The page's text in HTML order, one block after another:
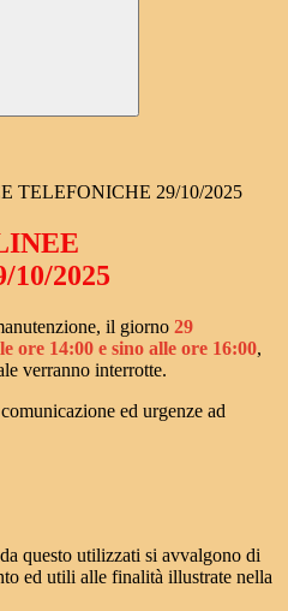
TELEFONICHE 29/10/2025
2025
il giorno 29
ore 14:00 e sino alle ore 16:00,
verranno interrotte.
ed urgenze ad
questo utilizzati si avvalgono di
ed utili alle finalità illustrate nella